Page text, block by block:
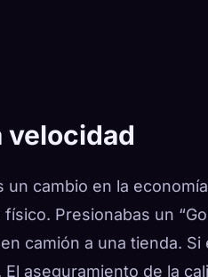
velocidad
un cambio en la
Presionabas un
camión a una tienda.
aseguramiento de la